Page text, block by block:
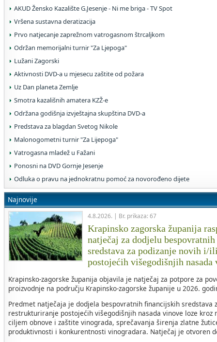
AKUD Žensko Kazalište G.Jesenje - Ni me briga - TV Spot
Vršena sustavna deratizacija
Prvo natjecanje zaprežnom vatrogasnom štrcaljkom
Održan memorijalni turnir "Za Ljepoga"
Lužani Zagorski
Aktivnosti DVD-a u mjesecu zaštite od požara
Uz Dan planeta Zemlje
Smotra kazališnih amatera KZŽ-e
Održana godišnja izvještajna skupština DVD-a
Predstava za blagdan Svetog Nikole
Malonogometni turnir "Za Lijepoga"
Vatrogasna mladež u Fažani
Ponosni na DVD Gornje Jesenje
Odluka o pravu na jednokratnu pomoć za novorođeno dijete
Najnovije
4.8.2026. | Br. prikaza: 67
Krapinsko zagorska županija
natječaj za dodjelu
sredstava za podizanje novih i/
postojećih višegodišnjih nasada
Krapinsko-zagorske županija objavila je natječaj za potpore za
proizvodnje na području Krapinsko-zagorske županije u 2026.
Predmet natječaja je dodjela bespovratnih financijskih sredstava
restrukturiranje postojećih višegodišnjih nasada vinove loze kroz
ciljem obnove i zaštite vinograda, sprečavanja širenja zlatne
produktivnosti i konkurentnosti vinogradara. Natječaj je otvoren